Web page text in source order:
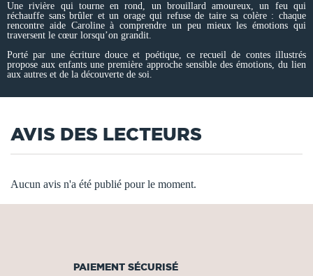
Une rivière qui tourne en rond, un brouillard amoureux, un feu qui
réchauffe sans brûler et un orage qui refuse de taire sa colère : chaque
rencontre aide Caroline à comprendre un peu mieux les émotions qui
traversent le cœur lorsqu’on grandit.
Porté par une écriture douce et poétique, ce recueil de contes illustrés
propose aux enfants une première approche sensible des émotions, du lien
aux autres et de la découverte de soi.
AVIS DES LECTEURS
Aucun avis n'a été publié pour le moment.
PAIEMENT SÉCURISÉ